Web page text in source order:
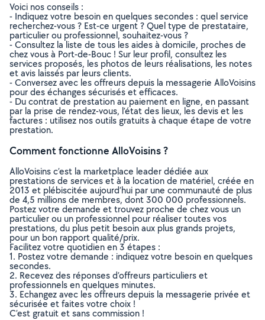
Voici nos conseils :
- Indiquez votre besoin en quelques secondes : quel service
recherchez-vous ? Est-ce urgent ? Quel type de prestataire,
particulier ou professionnel, souhaitez-vous ?
- Consultez la liste de tous les aides à domicile, proches de
chez vous à Port-de-Bouc ! Sur leur profil, consultez les
services proposés, les photos de leurs réalisations, les notes
et avis laissés par leurs clients.
- Conversez avec les offreurs depuis la messagerie AlloVoisins
pour des échanges sécurisés et efficaces.
- Du contrat de prestation au paiement en ligne, en passant
par la prise de rendez-vous, l’état des lieux, les devis et les
factures : utilisez nos outils gratuits à chaque étape de votre
prestation.
Comment fonctionne AlloVoisins ?
AlloVoisins c’est la marketplace leader dédiée aux
prestations de services et à la location de matériel, créée en
2013 et plébiscitée aujourd’hui par une communauté de plus
de 4,5 millions de membres, dont 300 000 professionnels.
Postez votre demande et trouvez proche de chez vous un
particulier ou un professionnel pour réaliser toutes vos
prestations, du plus petit besoin aux plus grands projets,
pour un bon rapport qualité/prix.
Facilitez votre quotidien en 3 étapes :
1. Postez votre demande : indiquez votre besoin en quelques
secondes.
2. Recevez des réponses d’offreurs particuliers et
professionnels en quelques minutes.
3. Echangez avec les offreurs depuis la messagerie privée et
sécurisée et faites votre choix !
C’est gratuit et sans commission !